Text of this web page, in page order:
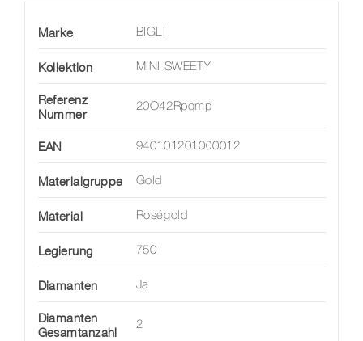
Marke BIGLI
Kollektion MINI SWEETY
Referenz
Nummer
20O42Rpqmp
EAN 940101201000012
Materialgruppe Gold
Material Roségold
Legierung 750
Diamanten Ja
Diamanten
Gesamtanzahl
2